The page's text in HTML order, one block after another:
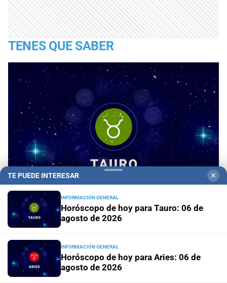
TENES QUE SABER
Horóscopo de hoy para Tauro: 06 de agosto de
2026
Horóscopo de hoy para Aries: 06
de agosto de 2026
TE PUEDE INTERESAR ✕
INFORMACIÓN GENERAL
Horóscopo de hoy para Tauro: 06 de
agosto de 2026
INFORMACIÓN GENERAL
Horóscopo de hoy para Aries: 06 de
agosto de 2026